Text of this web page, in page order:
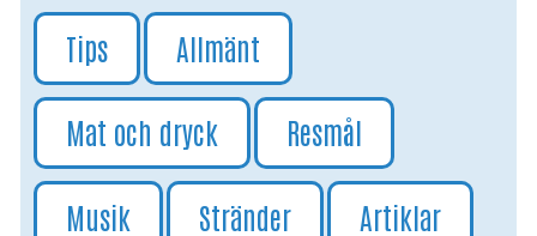
Tips Allmänt
Mat och dryck Resmål
Musik Stränder Artiklar